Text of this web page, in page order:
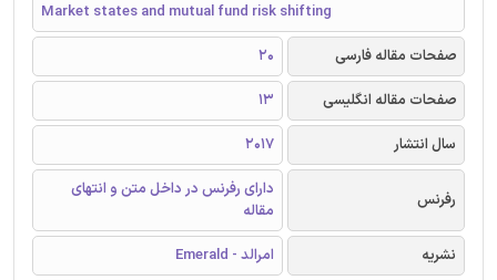
Market states and mutual fund risk shifting
صفحات مقاله فارسی
20
صفحات مقاله انگلیسی
13
سال انتشار
2017
رفرنس
دارای رفرنس در داخل متن و انتهای
مقاله
نشریه
امرالد - Emerald